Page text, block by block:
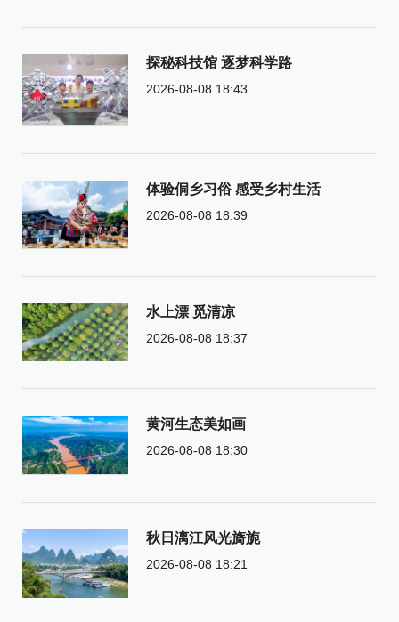
探秘科技馆 逐梦科学路
2026-08-08 18:43
体验侗乡习俗 感受乡村生活
2026-08-08 18:39
水上漂 觅清凉
2026-08-08 18:37
黄河生态美如画
2026-08-08 18:30
秋日漓江风光旖旎
2026-08-08 18:21